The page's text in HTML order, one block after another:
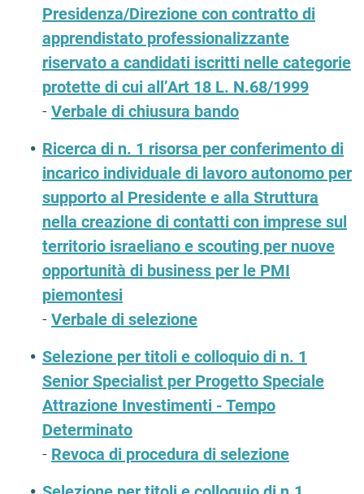
Presidenza/Direzione con contratto di
apprendistato professionalizzante
riservato a candidati iscritti nelle categorie
protette di cui all’Art 18 L. N.68/1999
- Verbale di chiusura bando
Ricerca di n. 1 risorsa per conferimento di
incarico individuale di lavoro autonomo per
supporto al Presidente e alla Struttura
nella creazione di contatti con imprese sul
territorio israeliano e scouting per nuove
opportunità di business per le PMI
piemontesi
- Verbale di selezione
Selezione per titoli e colloquio di n. 1
Senior Specialist per Progetto Speciale
Attrazione Investimenti - Tempo
Determinato
- Revoca di procedura di selezione